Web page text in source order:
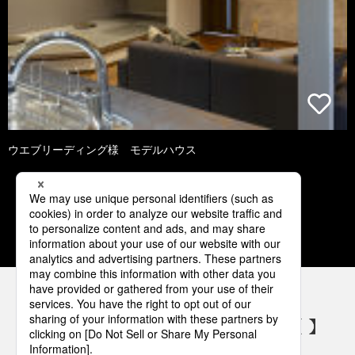
ウエブリーディング様 モデルハウス
1 2 3 4 5
パナソニックの電気設備 SNSアカウント